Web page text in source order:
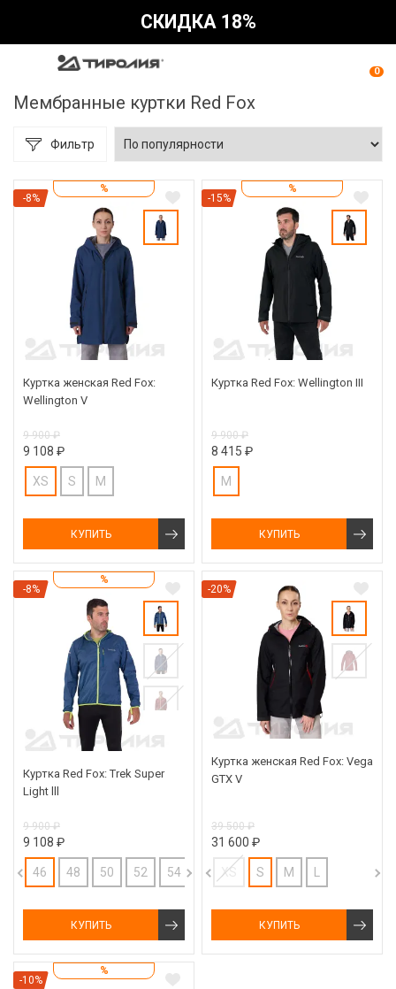
СКИДКА 18%
0
Мембранные куртки Red Fox
Фильтр
%
-8%
Куртка женская Red Fox:
Wellington V
9 900 ₽
9 108 ₽
XS S M
КУПИТЬ
%
-15%
Куртка Red Fox: Wellington III
9 900 ₽
8 415 ₽
M
КУПИТЬ
%
-8%
Куртка Red Fox: Trek Super
Light lll
9 900 ₽
9 108 ₽
46 48 50 52 54 56
КУПИТЬ
-20%
Куртка женская Red Fox: Vega
GTX V
39 500 ₽
31 600 ₽
XS S M
КУПИТЬ
%
-10%